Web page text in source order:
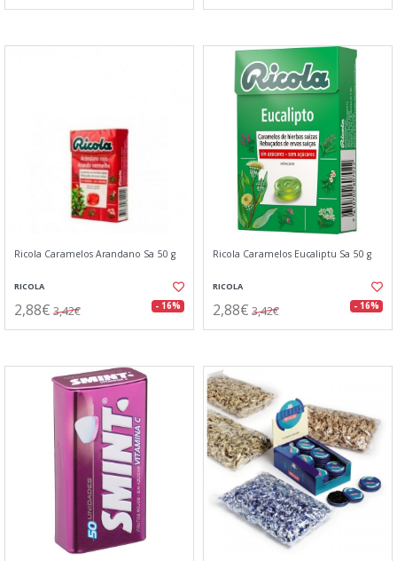
Ricola Caramelos Arandano Sa 50 g
RICOLA
2,88€ 3,42€ - 16%
Ricola Caramelos Eucaliptu Sa 50 g
RICOLA
2,88€ 3,42€ - 16%